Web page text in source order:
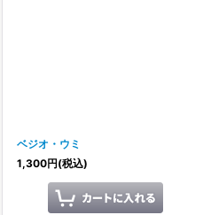
ベジオ・ウミ
1,300円(税込)